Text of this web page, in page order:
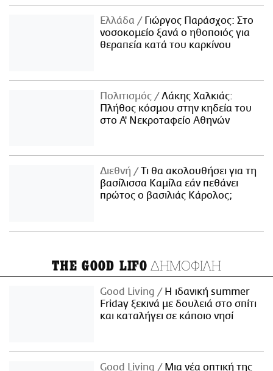
Ελλάδα
Γιώργος Παράσχος: Στο
νοσοκομείο ξανά ο ηθοποιός για
θεραπεία κατά του καρκίνου
Πολιτισμός
Λάκης Χαλκιάς:
Πλήθος κόσμου στην κηδεία του
στο Α' Νεκροταφείο Αθηνών
Διεθνή
Τι θα ακολουθήσει για τη
βασίλισσα Καμίλα εάν πεθάνει
πρώτος ο βασιλιάς Κάρολος;
THE GOOD LIFO ΔΗΜΟΦΙΛΗ
Good Living
Η ιδανική summer
Friday ξεκινά με δουλειά στο σπίτι
και καταλήγει σε κάποιο νησί
Good Living
Μια νέα οπτική της